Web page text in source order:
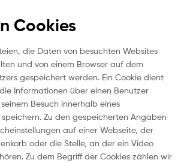
Cookies
die Daten von besuchten Websites
und von einem Browser auf dem
gespeichert werden. Ein Cookie dient
Informationen über einen Benutzer
Besuch innerhalb eines
Zu den gespeicherten Angaben
auf einer Webseite, der
oder die Stelle, an der ein Video
Zu dem Begriff der Cookies zählen wir